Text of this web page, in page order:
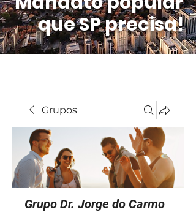
que SP precisa!
Grupos
Grupo Dr. Jorge do Carmo